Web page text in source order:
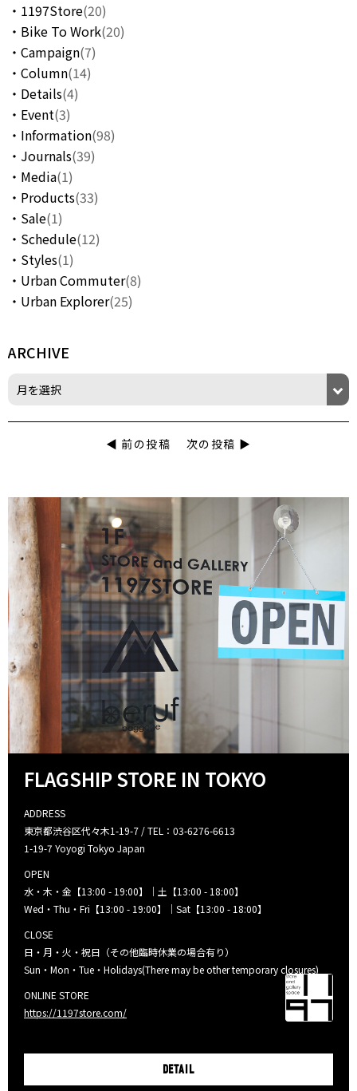
お問い合わせ
ショッピングカート
特定商取引法に基づく表記
プライバシーポリシー
1197Store(20)
Bike To Work(20)
Campaign(7)
Column(14)
Details(4)
Event(3)
Information(98)
Journals(39)
Media(1)
Products(33)
Sale(1)
Schedule(12)
Styles(1)
Urban Commuter(8)
Urban Explorer(25)
ARCHIVE
◀︎ 前の投稿 次の投稿 ▶︎
FLAGSHIP STORE IN TOKYO
ADDRESS
東京都渋谷区代々木1-19-7 / TEL：03-6276-6613
1-19-7 Yoyogi Tokyo Japan
OPEN
水・木・金【13:00 - 19:00】｜土【13:00 - 18:00】
Wed・Thu・Fri【13:00 - 19:00】｜Sat【13:00 - 18:00】
CLOSE
日・月・火・祝日（その他臨時休業の場合有り）
Sun・Mon・Tue・Holidays(There may be other temporary closures)
ONLINE STORE
https://1197store.com/
DETAIL